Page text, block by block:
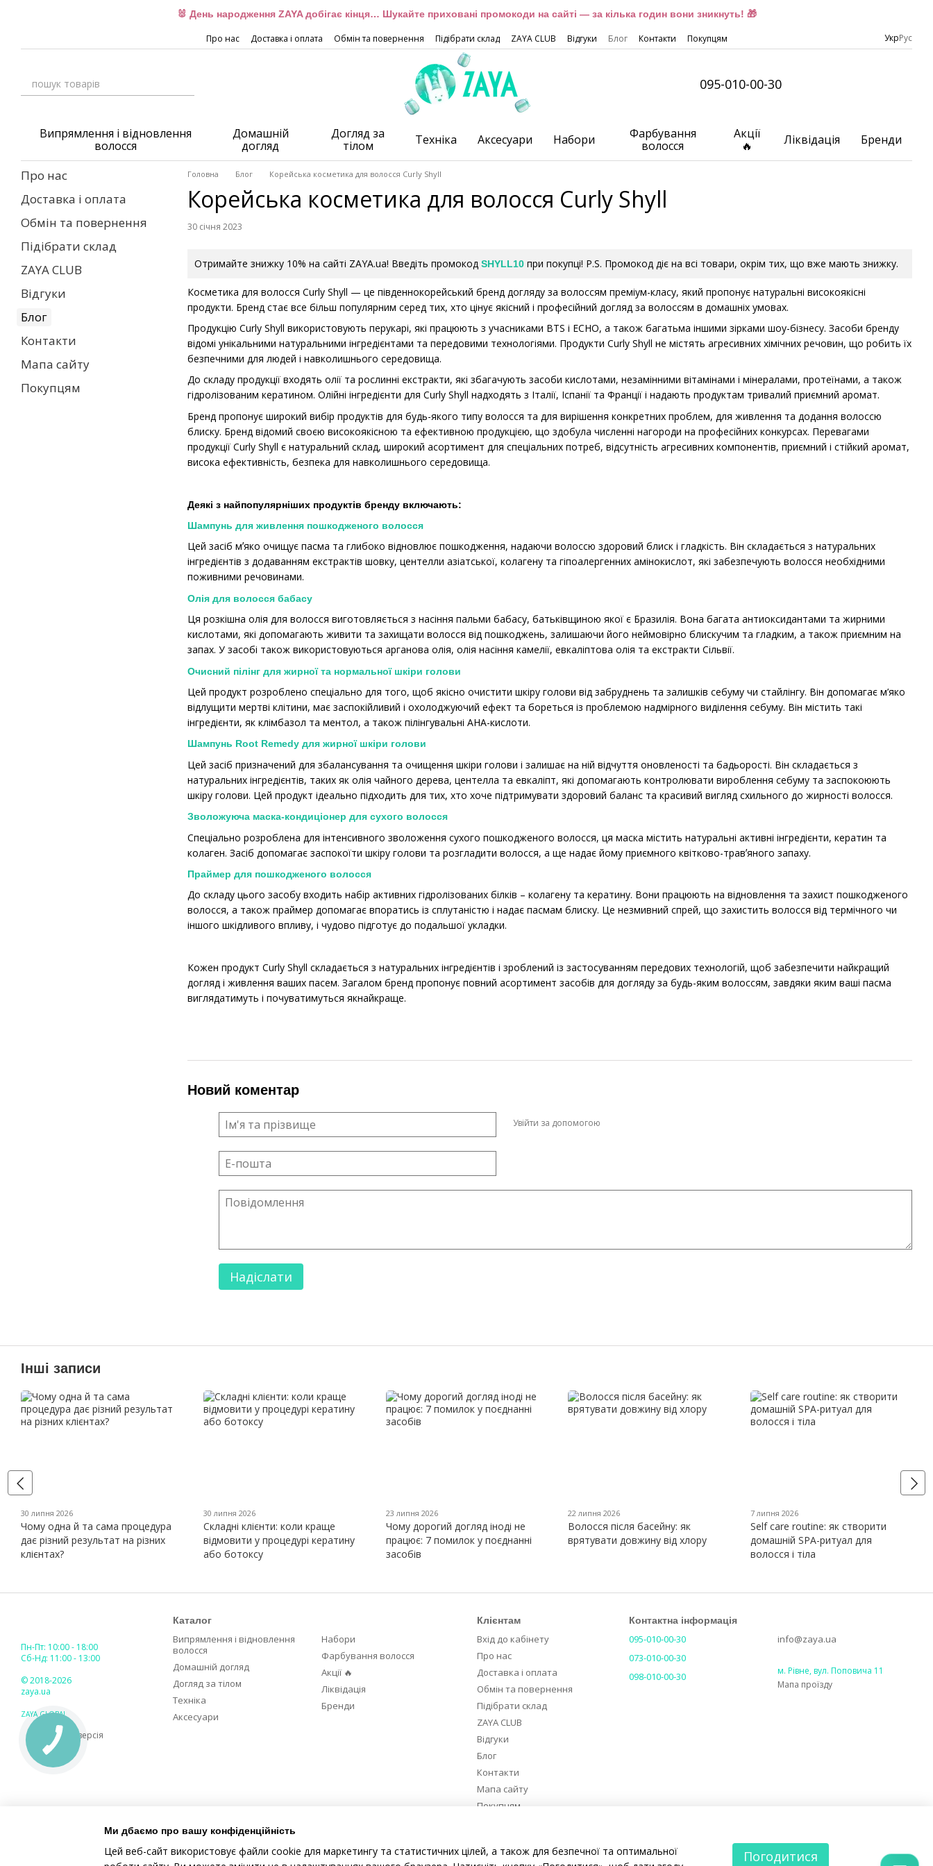
🐰 День народження ZAYA добігає кінця… Шукайте приховані промокоди на сайті — за кілька годин вони зникнуть! 🎁
Про нас Доставка і оплата Обмін та повернення Підібрати склад ZAYA CLUB Відгуки Блог Контакти Покупцям УкрРус
095-010-00-30
Випрямлення і відновлення
волосся
Домашній
догляд
Догляд за
тілом
Техніка Аксесуари Набори
Фарбування
волосся
Акції
🔥
Ліквідація Бренди
Головна Блог Корейська косметика для волосся Curly Shyll
Корейська косметика для волосся Curly Shyll
30 січня 2023
Отримайте знижку 10% на сайті ZAYA.ua! Введіть промокод SHYLL10 при покупці! P.S. Промокод діє на всі товари, окрім тих, що вже мають знижку.
Косметика для волосся Curly Shyll — це південнокорейський бренд догляду за волоссям преміум-класу, який пропонує натуральні високоякісні
продукти. Бренд стає все більш популярним серед тих, хто цінує якісний і професійний догляд за волоссям в домашніх умовах.
Продукцію Curly Shyll використовують перукарі, які працюють з учасниками BTS і ECHO, а також багатьма іншими зірками шоу-бізнесу. Засоби бренду
відомі унікальними натуральними інгредієнтами та передовими технологіями. Продукти Curly Shyll не містять агресивних хімічних речовин, що робить їх
безпечними для людей і навколишнього середовища.
До складу продукції входять олії та рослинні екстракти, які збагачують засоби кислотами, незамінними вітамінами і мінералами, протеїнами, а також
гідролізованим кератином. Олійні інгредієнти для Curly Shyll надходять з Італії, Іспанії та Франції і надають продуктам тривалий приємний аромат.
Бренд пропонує широкий вибір продуктів для будь-якого типу волосся та для вирішення конкретних проблем, для живлення та додання волоссю
блиску. Бренд відомий своєю високоякісною та ефективною продукцією, що здобула численні нагороди на професійних конкурсах. Перевагами
продукції Curly Shyll є натуральний склад, широкий асортимент для спеціальних потреб, відсутність агресивних компонентів, приємний і стійкий аромат,
висока ефективність, безпека для навколишнього середовища.
Деякі з найпопулярніших продуктів бренду включають:
Шампунь для живлення пошкодженого волосся
Цей засіб мʼяко очищує пасма та глибоко відновлює пошкодження, надаючи волоссю здоровий блиск і гладкість. Він складається з натуральних
інгредієнтів з додаванням екстрактів шовку, центелли азіатської, колагену та гіпоалергенних амінокислот, які забезпечують волосся необхідними
поживними речовинами.
Олія для волосся бабасу
Ця розкішна олія для волосся виготовляється з насіння пальми бабасу, батьківщиною якої є Бразилія. Вона багата антиоксидантами та жирними
кислотами, які допомагають живити та захищати волосся від пошкоджень, залишаючи його неймовірно блискучим та гладким, а також приємним на
запах. У засобі також використовуються арганова олія, олія насіння камелії, евкаліптова олія та екстракти Сільвії.
Очисний пілінг для жирної та нормальної шкіри голови
Цей продукт розроблено спеціально для того, щоб якісно очистити шкіру голови від забруднень та залишків себуму чи стайлінгу. Він допомагає м’яко
відлущити мертві клітини, має заспокійливий і охолоджуючий ефект та бореться із проблемою надмірного виділення себуму. Він містить такі
інгредієнти, як клімбазол та ментол, а також пілінгувальні АНА-кислоти.
Шампунь Root Remedy для жирної шкіри голови
Цей засіб призначений для збалансування та очищення шкіри голови і залишає на ній відчуття оновленості та бадьорості. Він складається з
натуральних інгредієнтів, таких як олія чайного дерева, центелла та евкаліпт, які допомагають контролювати вироблення себуму та заспокоюють
шкіру голови. Цей продукт ідеально підходить для тих, хто хоче підтримувати здоровий баланс та красивий вигляд схильного до жирності волосся.
Зволожуюча маска-кондиціонер для сухого волосся
Спеціально розроблена для інтенсивного зволоження сухого пошкодженого волосся, ця маска містить натуральні активні інгредієнти, кератин та
колаген. Засіб допомагає заспокоїти шкіру голови та розгладити волосся, а ще надає йому приємного квітково-травʼяного запаху.
Праймер для пошкодженого волосся
До складу цього засобу входить набір активних гідролізованих білків – колагену та кератину. Вони працюють на відновлення та захист пошкодженого
волосся, а також праймер допомагає впоратись із сплутаністю і надає пасмам блиску. Це незмивний спрей, що захистить волосся від термічного чи
іншого шкідливого впливу, і чудово підготує до подальшої укладки.
Кожен продукт Curly Shyll складається з натуральних інгредієнтів і зроблений із застосуванням передових технологій, щоб забезпечити найкращий
догляд і живлення ваших пасем. Загалом бренд пропонує повний асортимент засобів для догляду за будь-яким волоссям, завдяки яким ваші пасма
виглядатимуть і почуватимуться якнайкраще.
Новий коментар
Увійти за допомогою
Надіслати
Про нас
Доставка і оплата
Обмін та повернення
Підібрати склад
ZAYA CLUB
Відгуки
Блог
Контакти
Мапа сайту
Покупцям
Інші записи
30 липня 2026
Чому одна й та сама процедура
дає різний результат на різних
клієнтах?
30 липня 2026
Складні клієнти: коли краще
відмовити у процедурі кератину
або ботоксу
23 липня 2026
Чому дорогий догляд іноді не
працює: 7 помилок у поєднанні
засобів
22 липня 2026
Волосся після басейну: як
врятувати довжину від хлору
7 липня 2026
Self care routine: як створити
домашній SPA-ритуал для
волосся і тіла
Пн-Пт: 10:00 - 18:00
Сб-Нд: 11:00 - 13:00
© 2018-2026
zaya.ua
ZAYA GLOBAL
Мобільна версія
Каталог
Випрямлення і відновлення
волосся
Домашній догляд
Догляд за тілом
Техніка
Аксесуари
Набори
Фарбування волосся
Акції 🔥
Ліквідація
Бренди
Клієнтам
Вхід до кабінету
Про нас
Доставка і оплата
Обмін та повернення
Підібрати склад
ZAYA CLUB
Відгуки
Блог
Контакти
Мапа сайту
Покупцям
Контактна інформація
095-010-00-30
073-010-00-30
098-010-00-30
info@zaya.ua
м. Рівне, вул. Поповича 11
Мапа проїзду
Ми дбаємо про вашу конфіденційність
Цей веб-сайт використовує файли cookie для маркетингу та статистичних цілей, а також для безпечної та оптимальної
Погодитися